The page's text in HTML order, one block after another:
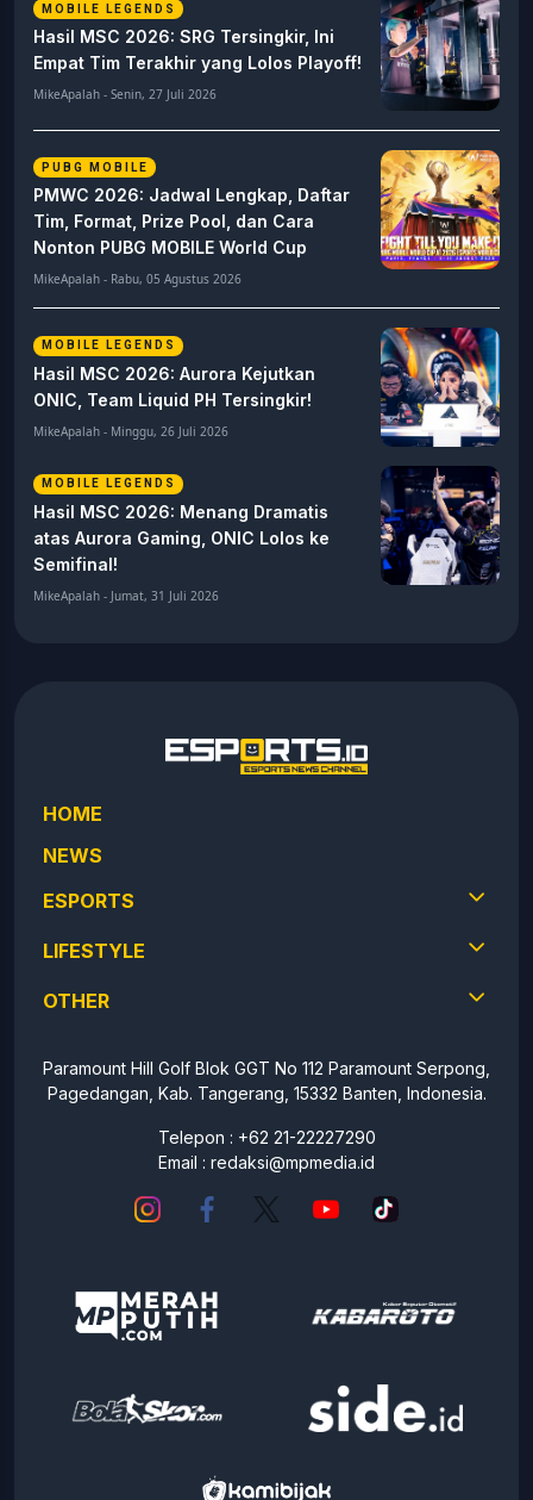
MOBILE LEGENDS
Hasil MSC 2026: SRG Tersingkir, Ini
Empat Tim Terakhir yang Lolos Playoff!
MikeApalah - Senin, 27 Juli 2026
PUBG MOBILE
PMWC 2026: Jadwal Lengkap, Daftar
Tim, Format, Prize Pool, dan Cara
Nonton PUBG MOBILE World Cup
MikeApalah - Rabu, 05 Agustus 2026
MOBILE LEGENDS
Hasil MSC 2026: Aurora Kejutkan
ONIC, Team Liquid PH Tersingkir!
MikeApalah - Minggu, 26 Juli 2026
MOBILE LEGENDS
Hasil MSC 2026: Menang Dramatis
atas Aurora Gaming, ONIC Lolos ke
Semifinal!
MikeApalah - Jumat, 31 Juli 2026
HOME
NEWS
ESPORTS
LIFESTYLE
OTHER
Paramount Hill Golf Blok GGT No 112 Paramount Serpong,
Pagedangan, Kab. Tangerang, 15332 Banten, Indonesia.
Telepon : +62 21-22227290
Email : redaksi@mpmedia.id